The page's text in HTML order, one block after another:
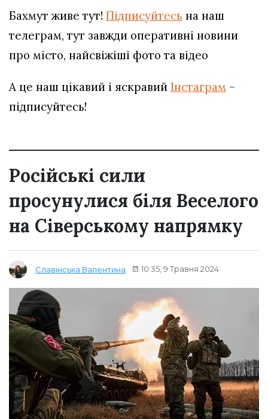
Бахмут живе тут! Підписуйтесь на наш
телеграм, тут завжди оперативні новини
про місто, найсвіжіші фото та відео
А це наш цікавий і яскравий Інстаграм –
підписуйтесь!
Російські сили
просунулися біля Веселого
на Сіверському напрямку
Славінська Валентина 10:35, 9 Травня 2024